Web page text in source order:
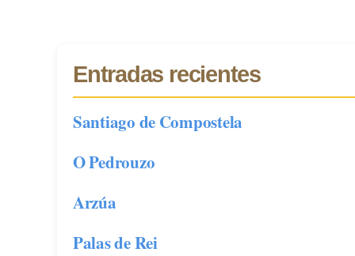
Entradas recientes
Santiago de Compostela
O Pedrouzo
Arzúa
Palas de Rei